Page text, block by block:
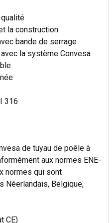
la construction
bande de serrage
la système Convesa
316
de tuyau de poêle à
aux normes ENE-
normes qui sont
Néerlandais, Belgique,
CE)